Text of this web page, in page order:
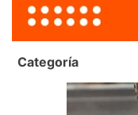
Categoría